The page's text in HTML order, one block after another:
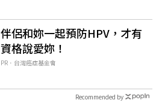
伴侶和妳一起預防HPV，才有
資格說愛妳！
PR．台灣癌症基金會
Recommended by